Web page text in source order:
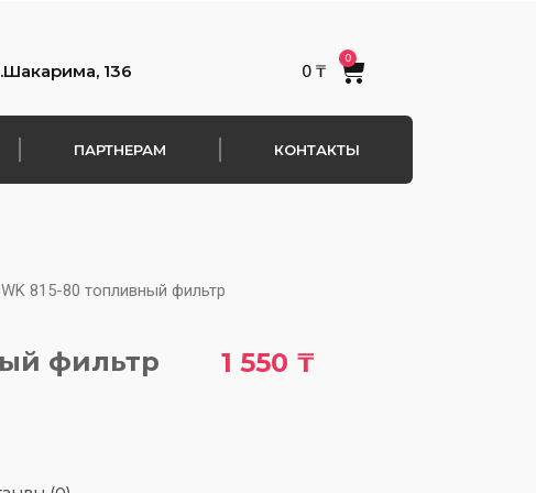
136 0 ₸
0 Cart
ПАРТНЕРАМ КОНТАКТЫ
815-80 топливный фильтр
фильтр 1 550 ₸